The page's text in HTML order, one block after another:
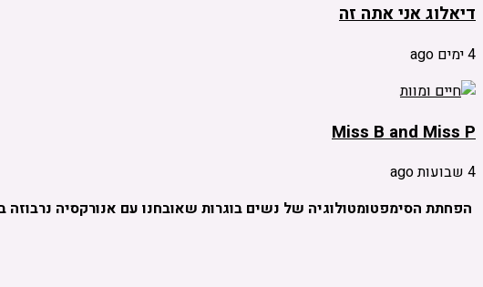
דיאלוג אני אתה זה
4 ימים ago
Miss B and Miss P
4 שבועות ago
הפחתת הסימפטומטולוגיה של נשים בוגרות שאובחנו עם אנורקסיה נרבוזה